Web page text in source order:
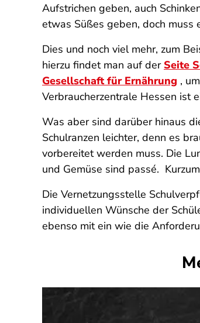
Aufstrichen geben, auch
etwas Süßes geben, doch muss
Dies und noch viel mehr, zum
hierzu findet man auf der Seite
Gesellschaft für Ernährung ,
Verbraucherzentrale Hessen ist
Was aber sind darüber hinaus
Schulranzen leichter, denn es
vorbereitet werden muss. Die
und Gemüse sind passé.
Die Vernetzungsstelle
individuellen Wünsche der
ebenso mit ein wie die